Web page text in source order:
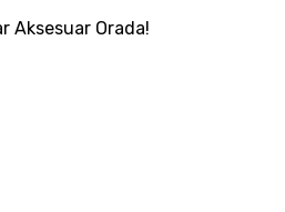
Aksesuar Orada!